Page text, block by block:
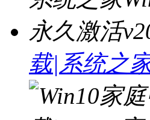
载|系统之